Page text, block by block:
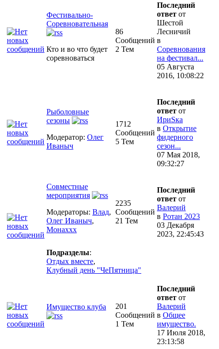
Фестивально-
Соревновательная
Кто и во что будет
соревноваться
86
Сообщений
2 Тем
Последний
ответ от
Шестой
Лесничий
в
Соревнования
на фестивал...
05 Августа
2016, 10:08:22
Рыболовные
сезоны
Модератор: Олег
Иваныч
1712
Сообщений
5 Тем
Последний
ответ от
ИриSка
в Открытие
фидерного
сезон...
07 Мая 2018,
09:32:27
Совместные
мероприятия
Модераторы: Влад,
Олег Иваныч,
Монаххх
2235
Сообщений
21 Тем
Последний
ответ от
Валерий
в Ротан 2023
03 Декабря
2023, 22:45:43
Подразделы:
Отдых вместе,
Клубный день "ЧеПятница"
Имущество клуба
201
Сообщений
1 Тем
Последний
ответ от
Валерий
в Общее
имущество.
17 Июля 2018,
23:13:58